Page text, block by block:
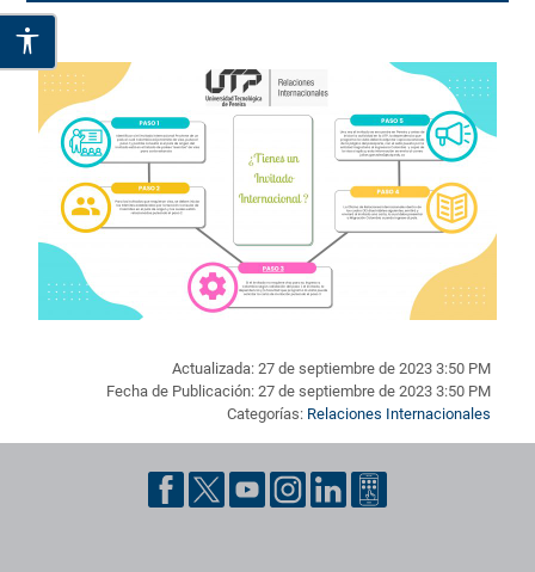
Actualizada: 27 de septiembre de 2023 3:50 PM
Fecha de Publicación: 27 de septiembre de 2023 3:50 PM
Categorías: Relaciones Internacionales
Pie de página con información de contacto, redes sociales y